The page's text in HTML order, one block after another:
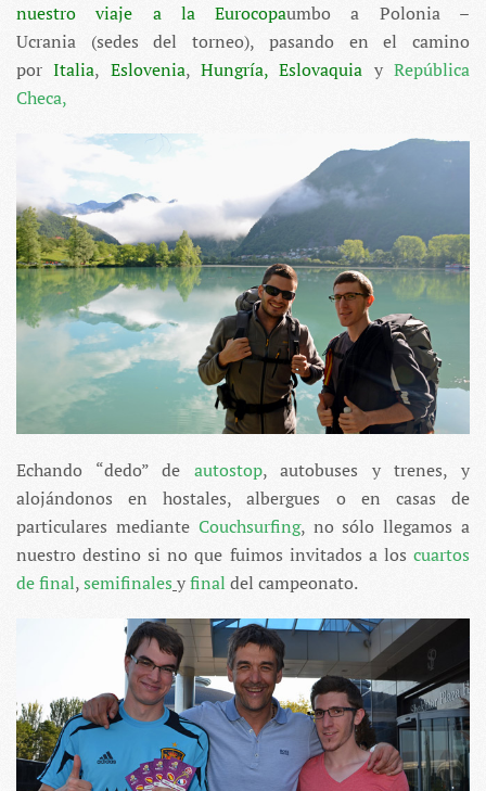
nuestro viaje a la Eurocopaumbo a Polonia –
Ucrania (sedes del torneo), pasando en el camino
porItalia, Eslovenia,Hungría, Eslovaquia yRepública
Checa,
Echando “dedo” de autostop, autobuses y trenes, y
alojándonos en hostales, albergues o en casas de
particulares mediante Couchsurfing, no sólo llegamos a
nuestro destino si no que fuimos invitados a los cuartos
de final,semifinales yfinal del campeonato.